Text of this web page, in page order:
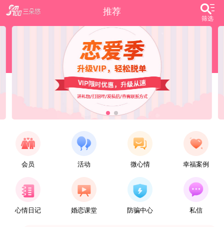
推荐
筛选
会员 活动 微心情 幸福案例
心情日记 婚恋课堂 防骗中心 私信